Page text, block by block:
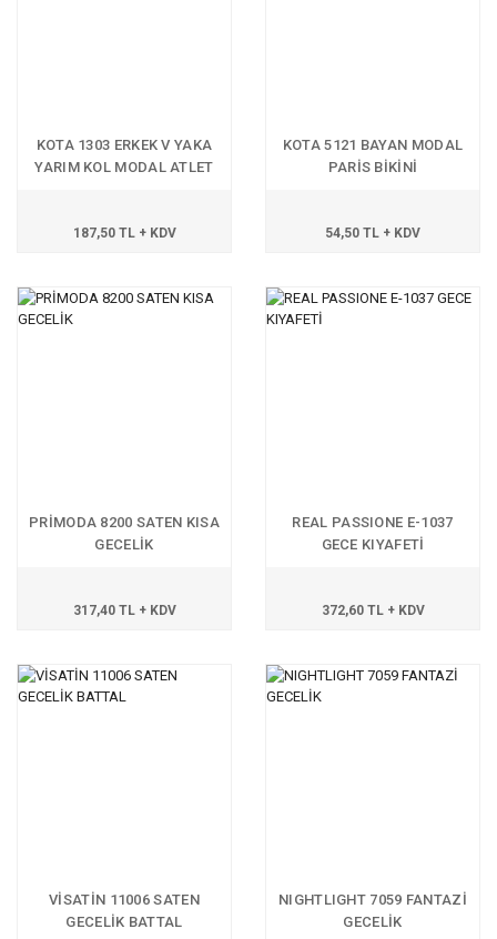
KOTA 1303 ERKEK V YAKA
YARIM KOL MODAL ATLET
187,50 TL + KDV
KOTA 5121 BAYAN MODAL
PARİS BİKİNİ
54,50 TL + KDV
PRİMODA 8200 SATEN KISA
GECELİK
317,40 TL + KDV
REAL PASSIONE E-1037
GECE KIYAFETİ
372,60 TL + KDV
VİSATİN 11006 SATEN
GECELİK BATTAL
NIGHTLIGHT 7059 FANTAZİ
GECELİK